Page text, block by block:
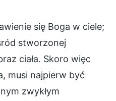
się Boga w ciele;
stworzonej
ciała. Skoro więc
musi najpierw być
zwykłym